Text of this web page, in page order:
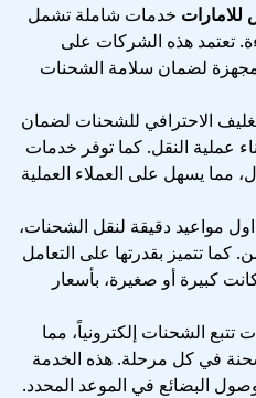
خدمات شاملة تشمل
تعتمد هذه الشركات على
لضمان سلامة الشحنات
الاحترافي للشحنات لضمان
عملية النقل. كما توفر خدمات
مما يسهل على العملاء العملية
مواعيد دقيقة لنقل الشحنات،
كما تتميز بقدرتها على التعامل
كبيرة أو صغيرة، بأسعار
الشحنات إلكترونياً، مما
في كل مرحلة. هذه الخدمة
البضائع في الموعد المحدد.